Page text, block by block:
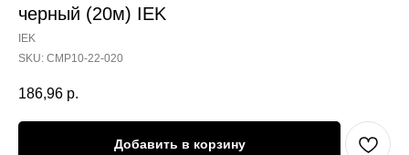
черный (20м) IEK
IEK
SKU: CMP10-22-020
186,96 р.
Добавить в корзину